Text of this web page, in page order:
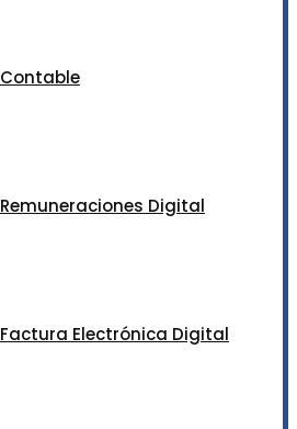
Contable
Remuneraciones Digital
Factura Electrónica Digital